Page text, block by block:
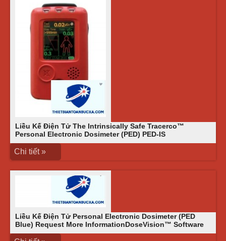
Liều Kế Điện Tử The Intrinsically Safe Tracerco™
Personal Electronic Dosimeter (PED) PED-IS
Chi tiết »
Liều Kế Điện Tử Personal Electronic Dosimeter (PED
Blue) Request More InformationDoseVision™ Software